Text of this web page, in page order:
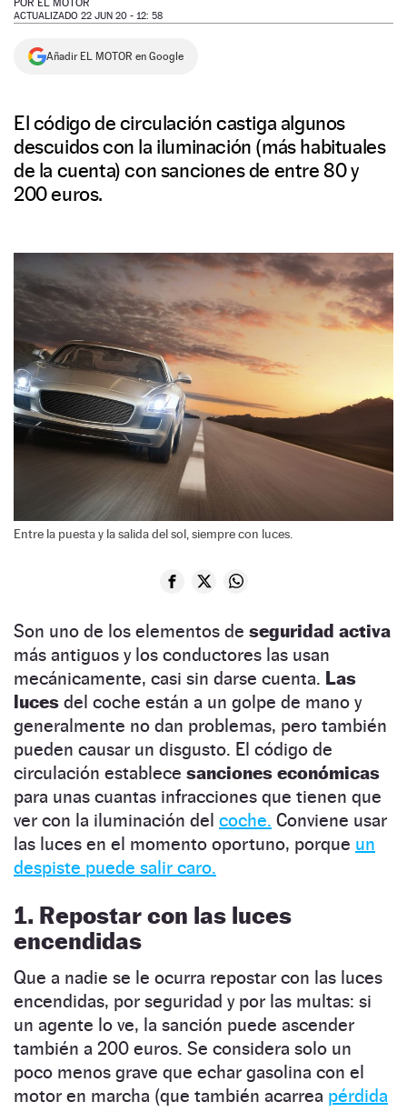
NEWSLETTER
POR EL MOTOR
ACTUALIZADO 22 JUN 20 - 12: 58
Añadir EL MOTOR en Google
El código de circulación castiga algunos
descuidos con la iluminación (más habituales
de la cuenta) con sanciones de entre 80 y
200 euros.
Entre la puesta y la salida del sol, siempre con luces.
Son uno de los elementos de seguridad activa
más antiguos y los conductores las usan
mecánicamente, casi sin darse cuenta. Las
luces del coche están a un golpe de mano y
generalmente no dan problemas, pero también
pueden causar un disgusto. El código de
circulación establece sanciones económicas
para unas cuantas infracciones que tienen que
ver con la iluminación del coche. Conviene usar
las luces en el momento oportuno, porque un
despiste puede salir caro.
1. Repostar con las luces
encendidas
Que a nadie se le ocurra repostar con las luces
encendidas, por seguridad y por las multas: si
un agente lo ve, la sanción puede ascender
también a 200 euros. Se considera solo un
poco menos grave que echar gasolina con el
motor en marcha (que también acarrea pérdida